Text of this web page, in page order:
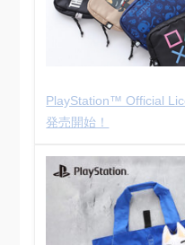
PlayStation™ Official
発売開始！